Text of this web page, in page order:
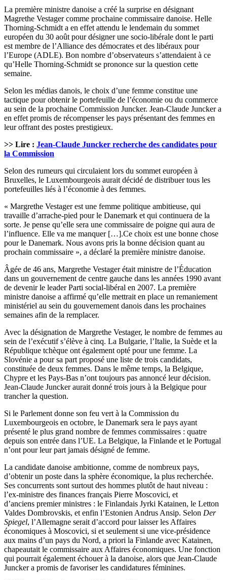
La première ministre danoise a créé la surprise en désignant
Magrethe Vestager comme prochaine commissaire danoise. Helle
Thorning-Schmidt a en effet attendu le lendemain du sommet
européen du 30 août pour désigner une socio-libérale dont le parti
est membre de l’Alliance des démocrates et des libéraux pour
l’Europe (ADLE). Bon nombre d’observateurs s’attendaient à ce
qu’Helle Thorning-Schmidt se prononce sur la question cette
semaine.
Selon les médias danois, le choix d’une femme constitue une
tactique pour obtenir le portefeuille de l’économie ou du commerce
au sein de la prochaine Commission Juncker. Jean-Claude Juncker a
en effet promis de récompenser les pays présentant des femmes en
leur offrant des postes prestigieux.
>> Lire : Jean-Claude Juncker recherche des candidates pour
la Commission
Selon des rumeurs qui circulaient lors du sommet européen à
Bruxelles, le Luxembourgeois aurait décidé de distribuer tous les
portefeuilles liés à l’économie à des femmes.
« Margrethe Vestager est une femme politique ambitieuse, qui
travaille d’arrache-pied pour le Danemark et qui continuera de la
sorte. Je pense qu’elle sera une commissaire de poigne qui aura de
l’influence. Elle va me manquer […].Ce choix est une bonne chose
pour le Danemark. Nous avons pris la bonne décision quant au
prochain commissaire », a déclaré la première ministre danoise.
Âgée de 46 ans, Margrethe Vestager était ministre de l’Éducation
dans un gouvernement de centre gauche dans les années 1990 avant
de devenir le leader Parti social-libéral en 2007. La première
ministre danoise a affirmé qu’elle mettrait en place un remaniement
ministériel au sein du gouvernement danois dans les prochaines
semaines afin de la remplacer.
Avec la désignation de Margrethe Vestager, le nombre de femmes au
sein de l’exécutif s’élève à cinq. La Bulgarie, l’Italie, la Suède et la
République tchèque ont également opté pour une femme. La
Slovénie a pour sa part proposé une liste de trois candidats,
constituée de deux femmes. Dans le même temps, la Belgique,
Chypre et les Pays-Bas n’ont toujours pas annoncé leur décision.
Jean-Claude Juncker aurait donné trois jours à la Belgique pour
trancher la question.
Si le Parlement donne son feu vert à la Commission du
Luxembourgeois en octobre, le Danemark sera le pays ayant
présenté le plus grand nombre de femmes commissaires : quatre
depuis son entrée dans l’UE. La Belgique, la Finlande et le Portugal
n’ont pour leur part jamais désigné de femme.
La candidate danoise ambitionne, comme de nombreux pays,
d’obtenir un poste dans la sphère économique, la plus recherchée.
Ses concurrents sont surtout des hommes plutôt de haut niveau :
l’ex-ministre des finances français Pierre Moscovici, et
d’anciens premier ministres : le Finlandais Jyrki Katainen, le Letton
Valdes Dombrovskis, et enfin l’Estonien Andrus Ansip. Selon Der
Spiegel, l’Allemagne serait d’accord pour laisser les Affaires
économiques à Moscovici, si et seulement si une vice-présidence
aux mains d’un pays du Nord, a priori la Finlande avec Katainen,
chapeautait le commissaire aux Affaires économiques. Une fonction
qui pourrait également échouer à la danoise, alors que Jean-Claude
Juncker a promis de favoriser les candidatures féminines.